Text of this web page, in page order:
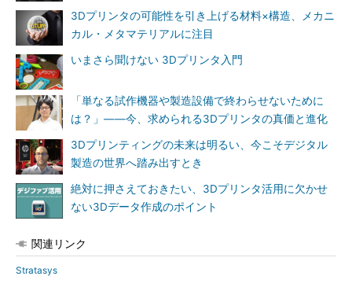
3Dプリンタの可能性を引き上げる材料×構造、メカニ
カル・メタマテリアルに注目
いまさら聞けない 3Dプリンタ入門
「単なる試作機器や製造設備で終わらせないために
は？」――今、求められる3Dプリンタの真価と進化
3Dプリンティングの未来は明るい、今こそデジタル
製造の世界へ踏み出すとき
絶対に押さえておきたい、3Dプリンタ活用に欠かせ
ない3Dデータ作成のポイント
関連リンク
Stratasys